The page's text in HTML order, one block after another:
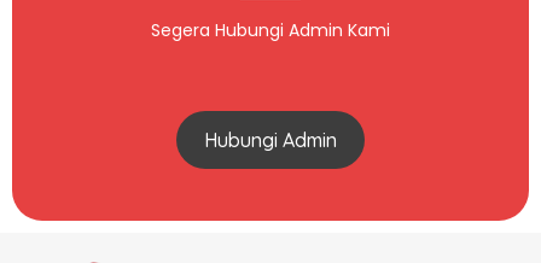
Segera Hubungi Admin Kami
Hubungi Admin